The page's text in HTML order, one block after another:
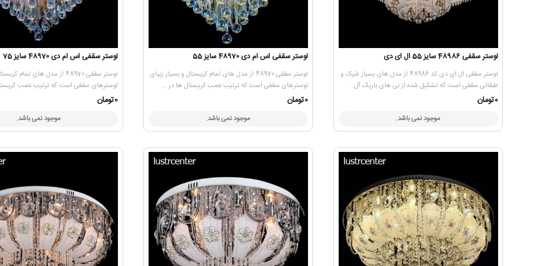
لوستر سقفی 48986 سایز 55 ال ای دی
لوستر سقفی ال ای دی کد 48986 از مدل های بسیار شیک و
طبقاتی سقفی است که تشکیل شده از نی های باریک آل..
0تومان
موجود نمی باشد.
لوستر سقفی اس ام دی 48970 سایز 55
لوستر سقفی 48970 از مدل های تمام کریستال و بسیار زیبای
لوسترهای سقفی است که ترتیب نصب کریستال ها در ..
0تومان
موجود نمی باشد.
لوستر سقفی اس ام دی 48970 سایز 75
لوستر سقفی 48970 از مدل های
لوسترهای سقفی است که ترتیب نصب
0تومان
موجود نمی باشد.